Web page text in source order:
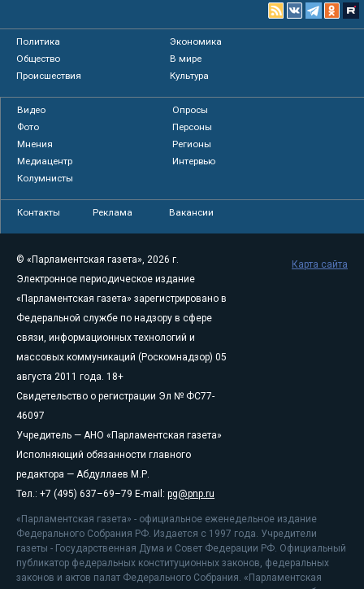
Политика
Экономика
Общество
В мире
Происшествия
Культура
Видео
Опросы
Фото
Персоны
Мнения
Регионы
Медиацентр
Интервью
Колумнисты
Контакты Реклама Вакансии
© «Парламентская газета», 2026 г.
Электронное периодическое издание
«Парламентская газета» зарегистрировано в
Федеральной службе по надзору в сфере
связи, информационных технологий и
массовых коммуникаций (Роскомнадзор) 05
августа 2011 года. 18+
Свидетельство о регистрации Эл № ФС77-
46097
Учредитель — АНО «Парламентская газета»
Исполняющий обязанности главного
редактора — Абдуллаев М.Р.
Тел.: +7 (495) 637–69–79 E-mail: pg@pnp.ru
«Парламентская газета» - официальное еженедельное издание
Федерального Собрания РФ. Издается с 1997 года. Учредители
газеты - Государственная Дума и Совет Федерации РФ. Официальный
публикатор федеральных конституционных законов, федеральных
законов и актов палат Федерального Собрания. «Парламентская
Карта сайта